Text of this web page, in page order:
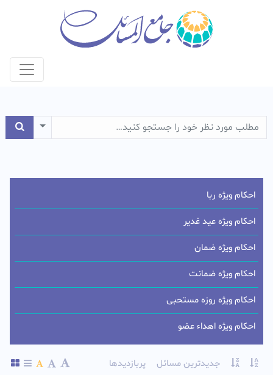
جدیدترین مسائل پربازدیدها
احکام ویژه ربا
احکام ویژه عید غدیر
احکام ویژه ضمان
احکام ویژه ضمانت
احکام ویژه روزه مستحبی
احکام ویژه اهداء عضو